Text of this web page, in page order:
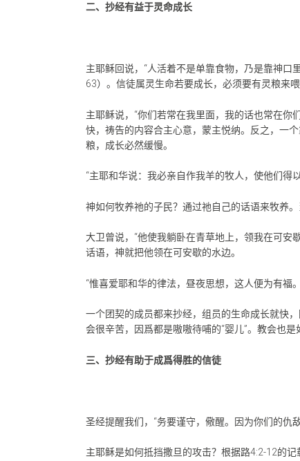
二、抄经有益于灵命成长
主耶稣回说，“人活着不是单靠食物，乃是靠神口
63）。信徒属灵生命若要成长，必须要有灵粮来
主耶稣说，“你们若常在我里面，我的话也常在
快，祷告的内容合主心意，蒙主悦纳。反之，一
粮，成长必然缓慢。
“主耶和华说：我必亲自作我羊的牧人，使他们得
神如何牧养祂的子民？通过祂自己的话语来牧养
大卫曾说，“他使我躺卧在青草地上，领我在可安
话语，神就把他领在可安歇的水边。
“惟喜爱耶和华的律法，昼夜思想，这人便为有福
一个团契的成员都来抄经，组员的生命成长就快
会很辛苦，因爲都是嗷嗷待哺的“婴儿”。教会也是
三、抄经有助于成爲得胜的信徒
圣经提醒我们，“务要谨守，儆醒。因为你们的仇
主耶稣是如何抵挡撒旦的攻击？根据路4:2-12的